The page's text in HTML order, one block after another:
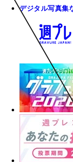
デジタル写真集